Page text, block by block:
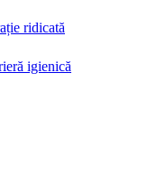
ridicată
igienică